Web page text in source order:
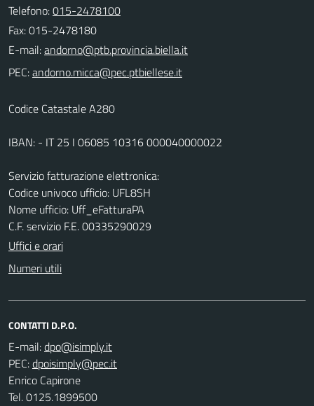
Telefono:015-2478100
Fax: 015-2478180
E-mail:
PEC:
Codice Catastale A280
IBAN: - IT 25 I 06085 10316 000040000022
Servizio fatturazione elettronica:
Codice univoco ufficio: UFL8SH
Nome ufficio: Uff_eFatturaPA
C.F. servizio F.E. 00335290029
Uffici e orari
Numeri utili
CONTATTI D.P.O.
E-mail:
PEC:
Enrico Capirone
Tel. 0125.1899500